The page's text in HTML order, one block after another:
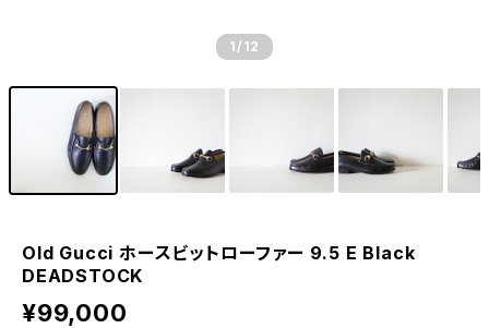
1 /12
Old Gucci ホースビットローファー 9.5 E Black
DEADSTOCK
¥99,000